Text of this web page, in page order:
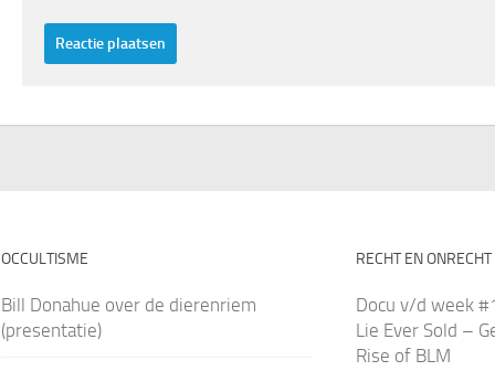
OCCULTISME
Bill Donahue over de dierenriem
(presentatie)
RECHT EN ONRECHT
Docu v/d week
Lie Ever Sold –
Rise of BLM